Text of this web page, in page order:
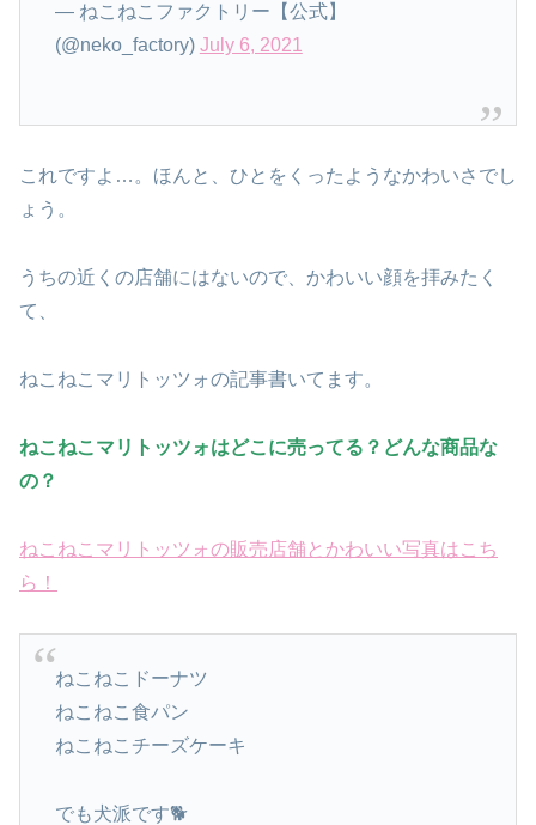
— ねこねこファクトリー【公式】
(@neko_factory) July 6, 2021
これですよ…。ほんと、ひとをくったようなかわいさでし
ょう。
うちの近くの店舗にはないので、かわいい顔を拝みたく
て、
ねこねこマリトッツォの記事書いてます。
ねこねこマリトッツォはどこに売ってる？どんな商品な
の？
ねこねこマリトッツォの販売店舗とかわいい写真はこち
ら！
ねこねこドーナツ
ねこねこ食パン
ねこねこチーズケーキ
でも犬派です🐕